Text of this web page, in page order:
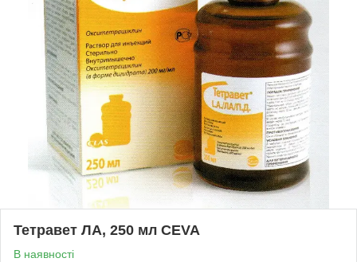
Тетравет ЛА, 250 мл CEVA
В наявності